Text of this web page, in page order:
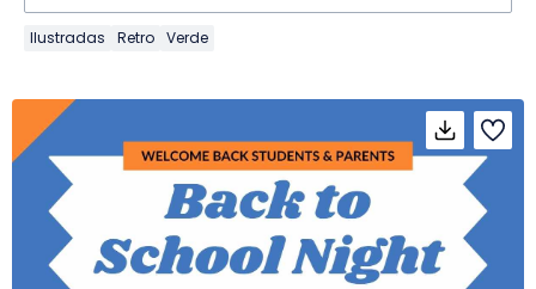
Ilustradas Retro Verde